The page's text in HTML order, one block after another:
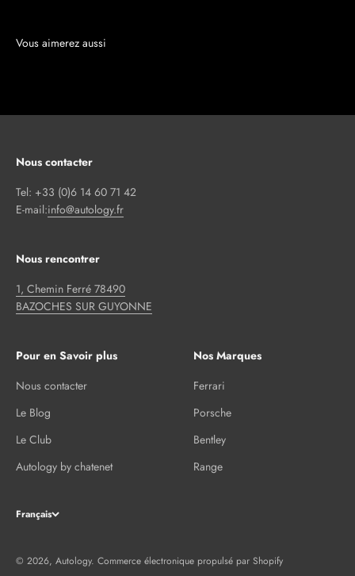
Nous contacter
Tel: +33 (0)6 14 60 71 42
E-mail:info@autology.fr
Nous rencontrer
1, Chemin Ferré 78490
BAZOCHES SUR GUYONNE
Pour en Savoir plus
Nous contacter
Le Blog
Le Club
Autology by chatenet
Nos Marques
Ferrari
Porsche
Bentley
Range
Français
© 2026, Autology. Commerce électronique propulsé par Shopify